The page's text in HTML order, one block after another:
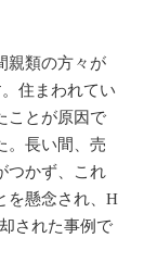
親類の方々が
住まわれてい
ことが原因で
。長い間、売
つかず、これ
を懸念され、H
された事例で